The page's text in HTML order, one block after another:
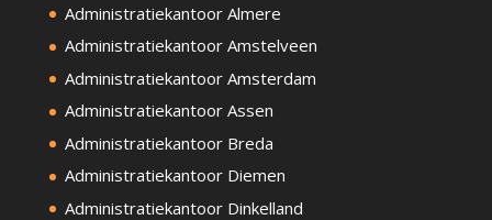
Administratiekantoor Almere
Administratiekantoor Amstelveen
Administratiekantoor Amsterdam
Administratiekantoor Assen
Administratiekantoor Breda
Administratiekantoor Diemen
Administratiekantoor Dinkelland